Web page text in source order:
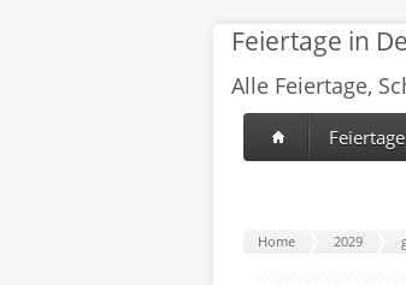
Feiertage in
Alle Feiertage,
Home 2029